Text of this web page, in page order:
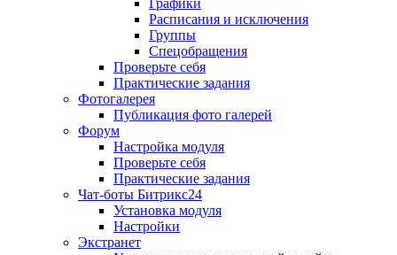
Графики
Расписания и исключения
Группы
Спецобращения
Проверьте себя
Практические задания
Фотогалерея
Публикация фото галерей
Форум
Настройка модуля
Проверьте себя
Практические задания
Чат-боты Битрикс24
Установка модуля
Настройки
Экстранет